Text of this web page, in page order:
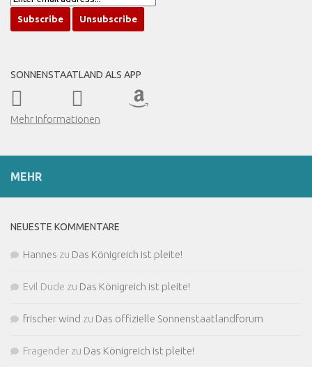
SONNENSTAATLAND ALS APP
Mehr Informationen
MEHR
NEUESTE KOMMENTARE
Hannes zu Das Königreich ist pleite!
Evil Dude zu Das Königreich ist pleite!
frischer wind zu Das offizielle Sonnenstaatlandforum
Fragender zu Das Königreich ist pleite!